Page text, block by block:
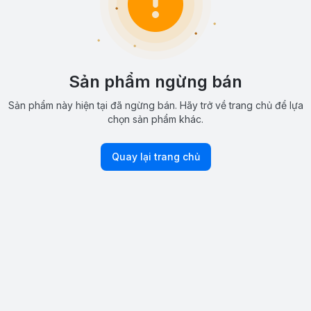
Sản phẩm ngừng bán
Sản phẩm này hiện tại đã ngừng bán. Hãy trở về trang chủ để lựa
chọn sản phẩm khác.
Quay lại trang chủ